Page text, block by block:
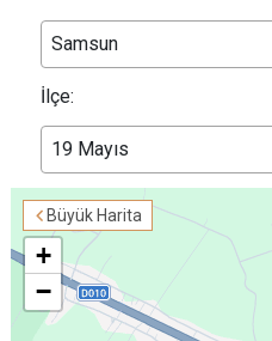
Samsun
İlçe:
19 Mayıs
Büyük Harita
+
−